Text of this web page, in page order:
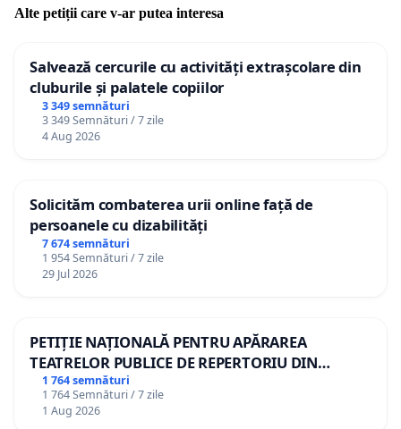
Alte petiții care v-ar putea interesa
Salvează cercurile cu activități extrașcolare din
cluburile și palatele copiilor
3 349 semnături
3 349 Semnături / 7 zile
4 Aug 2026
Solicităm combaterea urii online față de
persoanele cu dizabilități
7 674 semnături
1 954 Semnături / 7 zile
29 Jul 2026
PETIȚIE NAȚIONALĂ PENTRU APĂRAREA
TEATRELOR PUBLICE DE REPERTORIU DIN
ROMÂNIA
1 764 semnături
1 764 Semnături / 7 zile
1 Aug 2026